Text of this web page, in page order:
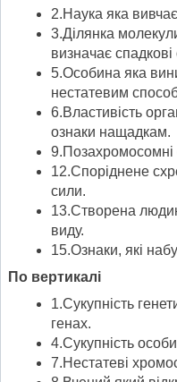
2.Наука яка
3.Ділянка
визначає спадкові
5.Особина яка
нестатевим
6.Властивість
ознаки нащадкам.
9.Позахромосомні
12.Споріднене
сили.
13.Створена
виду.
15.Ознаки, які
По вертикалі
1.Сукупність
генах.
4.Сукупність
7.Нестатеві